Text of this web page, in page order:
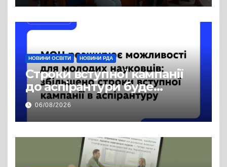
публічної інформації
НОВИНИ ОСВІТИ НОВИНИ РДА
Строки вступної кампанії
до аспірантури буде
продовжено
06/08/2026